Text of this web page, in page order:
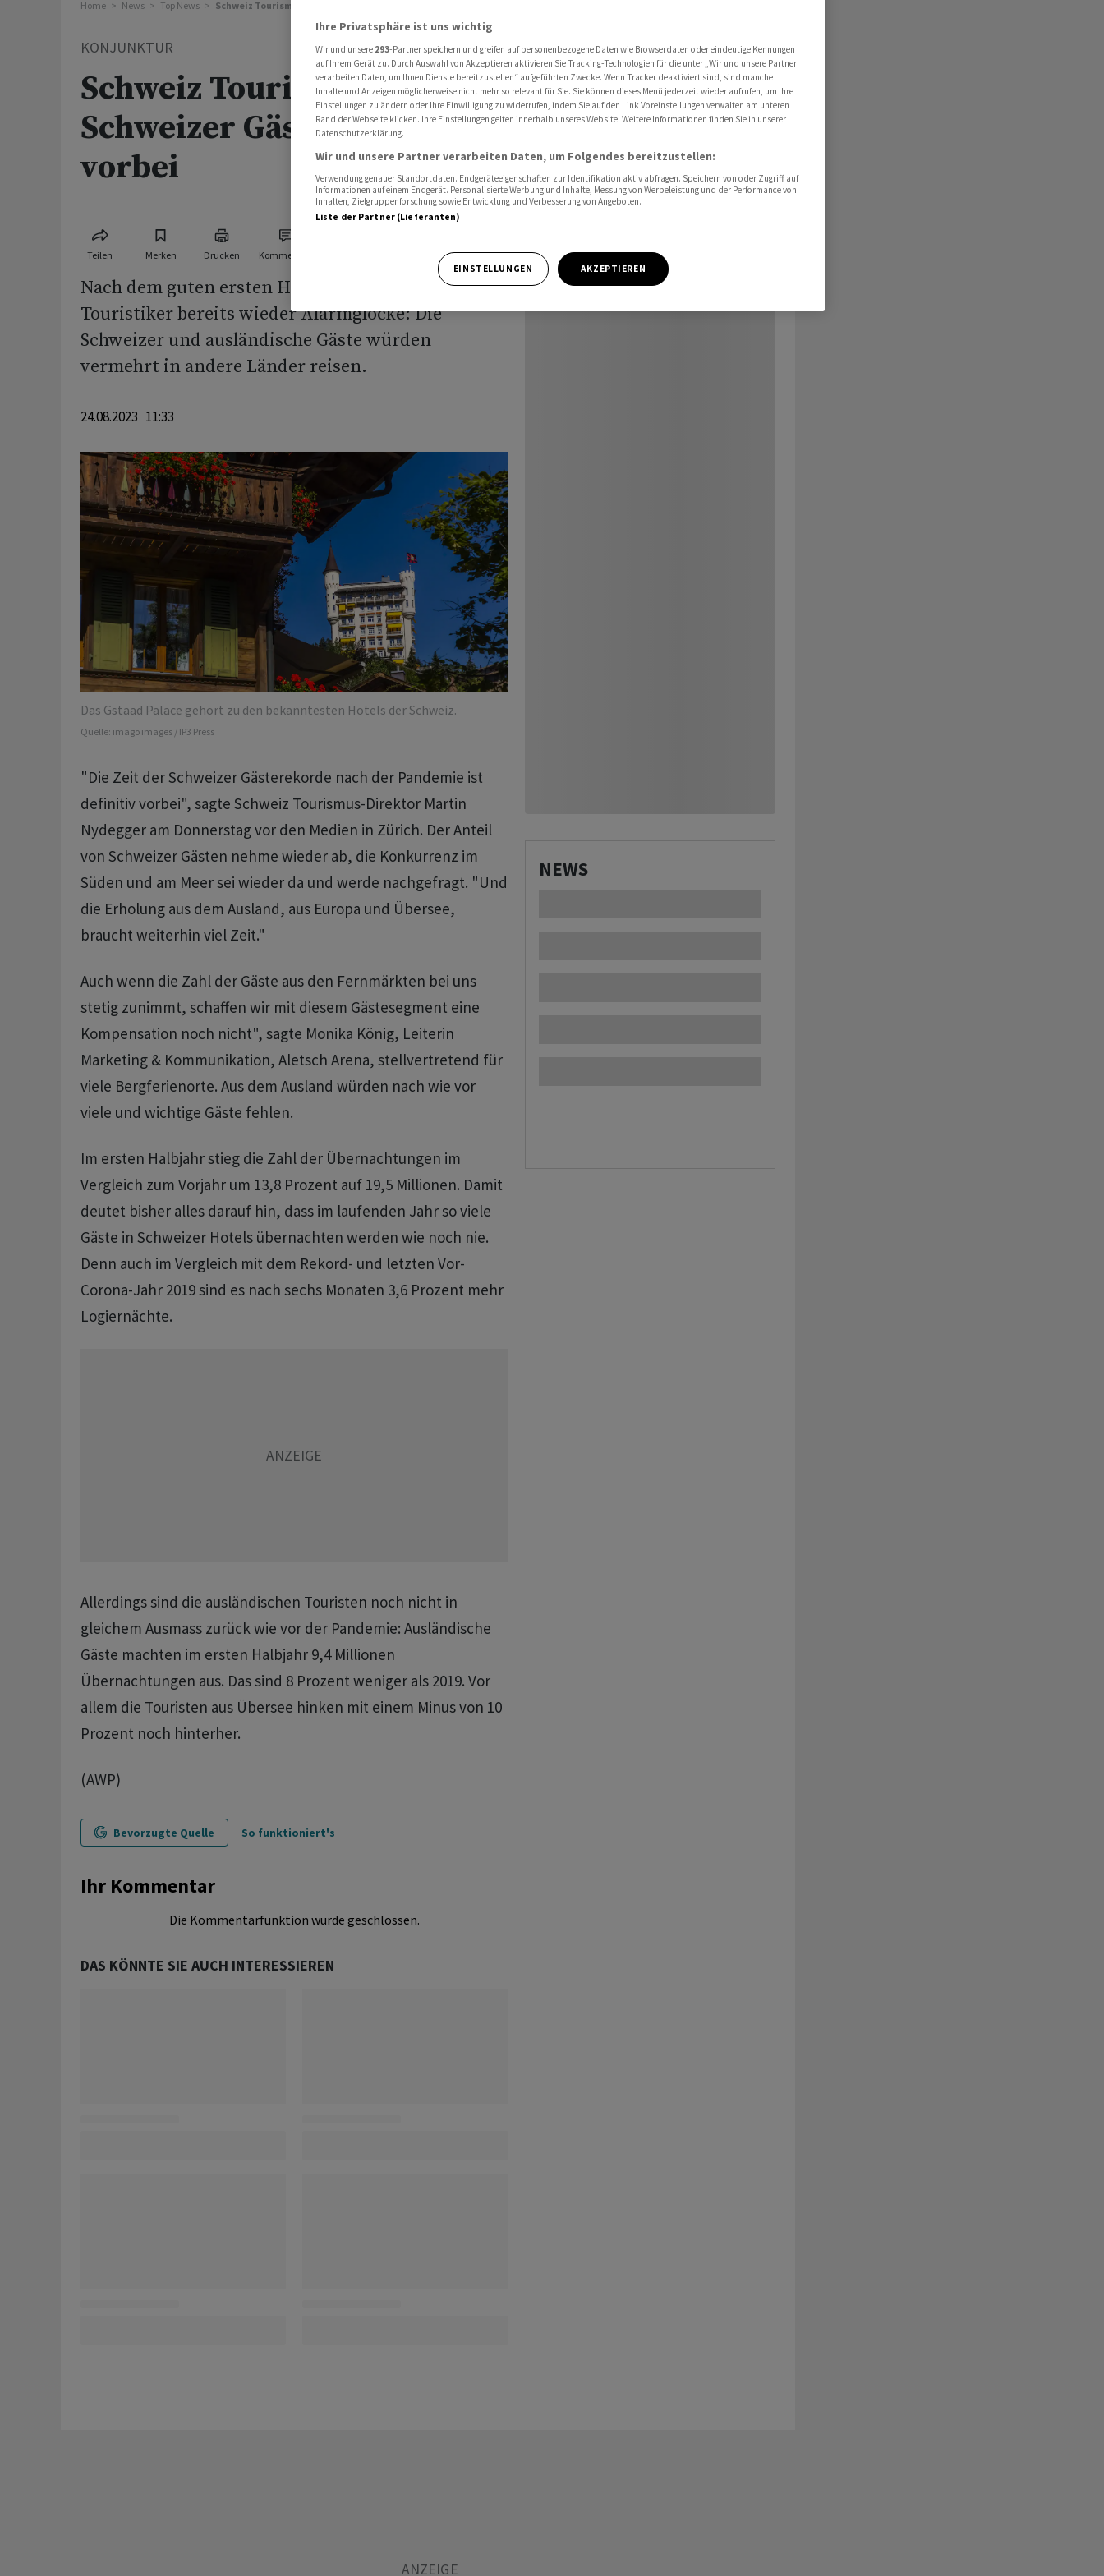
Home News Top News Schweiz Tourismus: Zeit der Schweizer Gästerekorde vorbei
KONJUNKTUR
Schweiz Tourismus: Zeit der
Schweizer Gästerekorde
vorbei
Teilen Merken Drucken Kommentare
Nach dem guten ersten Halbjahr läuten die hiesigen
Touristiker bereits wieder Alarmglocke: Die
Schweizer und ausländische Gäste würden
vermehrt in andere Länder reisen.
24.08.2023 11:33
Das Gstaad Palace gehört zu den bekanntesten Hotels der Schweiz.
Quelle: imago images / IP3 Press
"Die Zeit der Schweizer Gästerekorde nach der Pandemie ist
definitiv vorbei", sagte Schweiz Tourismus-Direktor Martin
Nydegger am Donnerstag vor den Medien in Zürich. Der Anteil
von Schweizer Gästen nehme wieder ab, die Konkurrenz im
Süden und am Meer sei wieder da und werde nachgefragt. "Und
die Erholung aus dem Ausland, aus Europa und Übersee,
braucht weiterhin viel Zeit."
Auch wenn die Zahl der Gäste aus den Fernmärkten bei uns
stetig zunimmt, schaffen wir mit diesem Gästesegment eine
Kompensation noch nicht", sagte Monika König, Leiterin
Marketing & Kommunikation, Aletsch Arena, stellvertretend für
viele Bergferienorte. Aus dem Ausland würden nach wie vor
viele und wichtige Gäste fehlen.
Im ersten Halbjahr stieg die Zahl der Übernachtungen im
Vergleich zum Vorjahr um 13,8 Prozent auf 19,5 Millionen. Damit
deutet bisher alles darauf hin, dass im laufenden Jahr so viele
Gäste in Schweizer Hotels übernachten werden wie noch nie.
Denn auch im Vergleich mit dem Rekord- und letzten Vor-
Corona-Jahr 2019 sind es nach sechs Monaten 3,6 Prozent mehr
Logiernächte.
Allerdings sind die ausländischen Touristen noch nicht in
gleichem Ausmass zurück wie vor der Pandemie: Ausländische
Gäste machten im ersten Halbjahr 9,4 Millionen
Übernachtungen aus. Das sind 8 Prozent weniger als 2019. Vor
allem die Touristen aus Übersee hinken mit einem Minus von 10
Prozent noch hinterher.
(AWP)
Bevorzugte Quelle So funktioniert's
Ihr Kommentar
Die Kommentarfunktion wurde geschlossen.
DAS KÖNNTE SIE AUCH INTERESSIEREN
NEWS
Ihre Privatsphäre ist uns wichtig
Wir und unsere 293-Partner speichern und greifen auf personenbezogene Daten wie Browserdaten oder eindeutige Kennungen
auf Ihrem Gerät zu. Durch Auswahl von Akzeptieren aktivieren Sie Tracking-Technologien für die unter „Wir und unsere Partner
verarbeiten Daten, um Ihnen Dienste bereitzustellen“ aufgeführten Zwecke. Wenn Tracker deaktiviert sind, sind manche
Inhalte und Anzeigen möglicherweise nicht mehr so relevant für Sie. Sie können dieses Menü jederzeit wieder aufrufen, um Ihre
Einstellungen zu ändern oder Ihre Einwilligung zu widerrufen, indem Sie auf den Link Voreinstellungen verwalten am unteren
Rand der Webseite klicken. Ihre Einstellungen gelten innerhalb unseres Website. Weitere Informationen finden Sie in unserer
Datenschutzerklärung.
Wir und unsere Partner verarbeiten Daten, um Folgendes bereitzustellen:
Verwendung genauer Standortdaten. Endgeräteeigenschaften zur Identifikation aktiv abfragen. Speichern von oder Zugriff auf
Informationen auf einem Endgerät. Personalisierte Werbung und Inhalte, Messung von Werbeleistung und der Performance von
Inhalten, Zielgruppenforschung sowie Entwicklung und Verbesserung von Angeboten.
Liste der Partner (Lieferanten)
EINSTELLUNGEN AKZEPTIEREN